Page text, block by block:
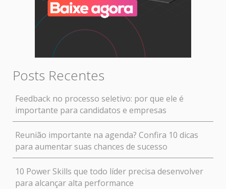
Posts Recentes
Feedback no processo seletivo: por que ele é
importante para candidatos e empresas
Reunião importante na agenda? Confira 10 dicas
para aumentar suas chances de sucesso
10 Power Skills que todo líder precisa desenvolver
para alcançar alta performance